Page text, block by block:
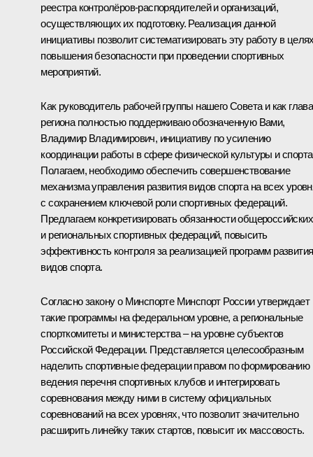
реестра контролёров-распорядителей и организаций,
осуществляющих их подготовку. Реализация данной
инициативы позволит систематизировать эту работу в
повышения безопасности при проведении спортивных
мероприятий.
Как руководитель рабочей группы нашего Совета и как глава
региона полностью поддерживаю обозначенную Вами,
Владимир Владимирович, инициативу по усилению
координации работы в сфере физической культуры и
Полагаем, необходимо обеспечить совершенствование
механизма управления развития видов спорта на всех
с сохранением ключевой роли спортивных федераций.
Предлагаем конкретизировать обязанности общероссийских
и региональных спортивных федераций, повысить
эффективность контроля за реализацией программ развития
видов спорта.
Согласно закону о Минспорте Минспорт России утверждает
такие программы на федеральном уровне, а региональные
спорткомитеты и министерства – на уровне субъектов
Российской Федерации. Представляется целесообразным
наделить спортивные федерации правом по формированию
ведения перечня спортивных клубов и интегрировать
соревнования между ними в систему официальных
соревнований на всех уровнях, что позволит значительно
расширить линейку таких стартов, повысит их массовость.